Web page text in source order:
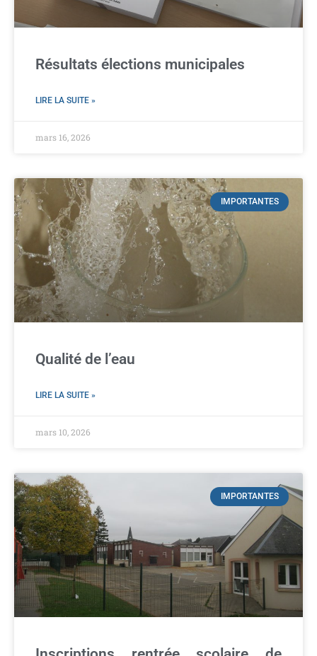
Résultats élections municipales
LIRE LA SUITE »
mars 16, 2026
IMPORTANTES
Qualité de l’eau
LIRE LA SUITE »
mars 10, 2026
IMPORTANTES